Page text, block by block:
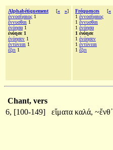
Alphabétiquement [« »]
ἐννοσίγαιος 1
ἕννυσθαι 1
ἐνόησα 1
ἐνόησε 1
ἐνόησεν 1
ἐντύνεαι 1
ἕξει 1
Fréquences [«
1 ἐννοσίγαιος
1 ἕννυσθαι
1 ἐνόησα
1 ἐνόησε
1 ἐνόησεν
1 ἐντύνεαι
1 ἕξει
Chant, vers
6, [100-149]
εἵματα καλά, ~ἔνθ᾽